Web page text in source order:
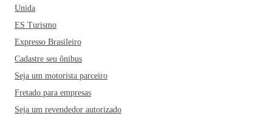
Unida
ES Turismo
Expresso Brasileiro
Cadastre seu ônibus
Seja um motorista parceiro
Fretado para empresas
Seja um revendedor autorizado